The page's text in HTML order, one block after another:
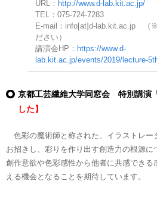
URL： http://www.d-lab.kit.ac.jp/
TEL：075-724-7283
E-mail：info[at]d-lab.kit.ac.jp （
ださい）
講演会HP： https://www.d-
lab.kit.ac.jp/events/2019/lecture-
京都工芸繊維大学同窓会 特別講演
した】
色彩の魔術師と称された、イラストレー
お招きし、彩りを作り出す創造力の根源に
創作意欲や色彩感性から他者に共感でき
える機会となることを期待しています。